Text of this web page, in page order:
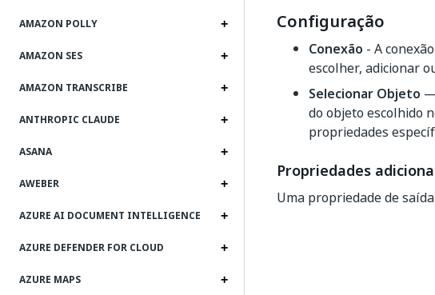
AMAZON POLLY
AMAZON SES
AMAZON TRANSCRIBE
ANTHROPIC CLAUDE
ASANA
AWEBER
AZURE AI DOCUMENT INTELLIGENCE
AZURE DEFENDER FOR CLOUD
AZURE MAPS
Configuração
Conexão - A
escolher, adicionar
Selecionar Objeto
do objeto escolhido
propriedades
Propriedades
Uma propriedade de